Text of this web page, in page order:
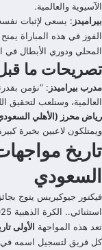
الآسيوية والعالمية.
بيراميدز : يسعى لإثبات
الفوز في هذه المباراة
المحلي ودوري الأبطال في
تصريحات ما قبل
مدرب بيراميدز : “نؤمن
العالمية، وسنلعب لتحقيق
رياض محرز (الأهلي
ويمتلكون لاعبين بخبرة
تاريخ
السعودي
استثنائي.. الكرة الذهبية 2025
تعد هذه المواجهة الأولى
كل فريق لتسجيل اسمه في